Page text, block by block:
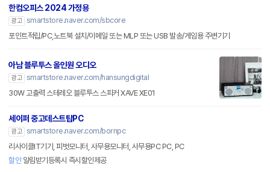
한컴오피스 2024 가정용
광고 smartstore.naver.com/sbcore
포인트적립/PC,노트북 설치/이메일 또는 MLP 또는 USB 발송/게임용 주변기기
아남 블루투스 올인원 오디오
광고 smartstore.naver.com/hansungdigital
30W 고출력 스테레오 블루투스 스피커 XAVE XE01
세이퍼 중고데스트탑PC
광고 smartstore.naver.com/bornpc
리사이클IT기기, 피벗모니터, 사무용모니터, 사무용PC PC, PC
할인 알림받기등록시 즉시할인제공